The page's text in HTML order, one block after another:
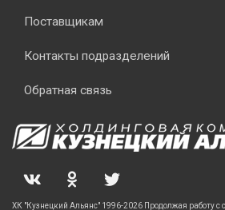
Поставщикам
Контакты подразделений
Обратная связь
ХК "Кузнецкий Альянс" 1996-2026 Продолжая работу с